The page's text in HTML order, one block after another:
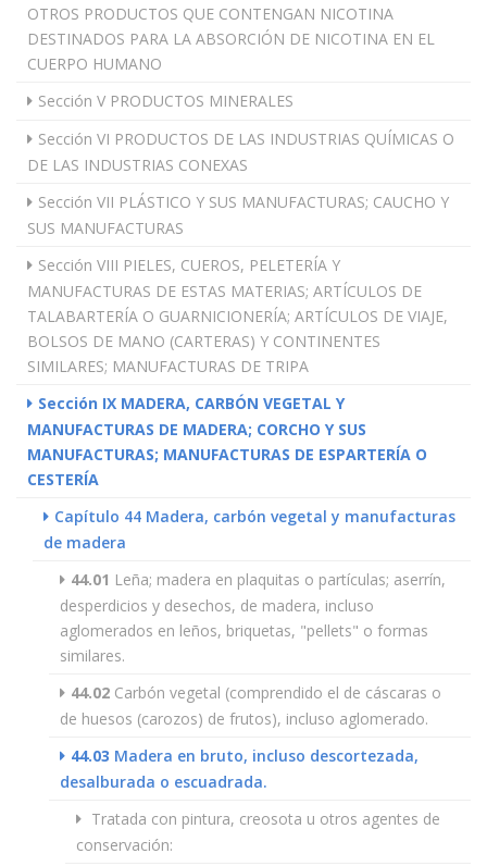
OTROS PRODUCTOS QUE CONTENGAN NICOTINA
DESTINADOS PARA LA ABSORCIÓN DE NICOTINA EN EL
CUERPO HUMANO
Sección V PRODUCTOS MINERALES
Sección VI PRODUCTOS DE LAS INDUSTRIAS QUÍMICAS O
DE LAS INDUSTRIAS CONEXAS
Sección VII PLÁSTICO Y SUS MANUFACTURAS; CAUCHO Y
SUS MANUFACTURAS
Sección VIII PIELES, CUEROS, PELETERÍA Y
MANUFACTURAS DE ESTAS MATERIAS; ARTÍCULOS DE
TALABARTERÍA O GUARNICIONERÍA; ARTÍCULOS DE VIAJE,
BOLSOS DE MANO (CARTERAS) Y CONTINENTES
SIMILARES; MANUFACTURAS DE TRIPA
Sección IX MADERA, CARBÓN VEGETAL Y
MANUFACTURAS DE MADERA; CORCHO Y SUS
MANUFACTURAS; MANUFACTURAS DE ESPARTERÍA O
CESTERÍA
Capítulo 44 Madera, carbón vegetal y manufacturas
de madera
44.01 Leña; madera en plaquitas o partículas; aserrín,
desperdicios y desechos, de madera, incluso
aglomerados en leños, briquetas, "pellets" o formas
similares.
44.02 Carbón vegetal (comprendido el de cáscaras o
de huesos (carozos) de frutos), incluso aglomerado.
44.03 Madera en bruto, incluso descortezada,
desalburada o escuadrada.
Tratada con pintura, creosota u otros agentes de
conservación: